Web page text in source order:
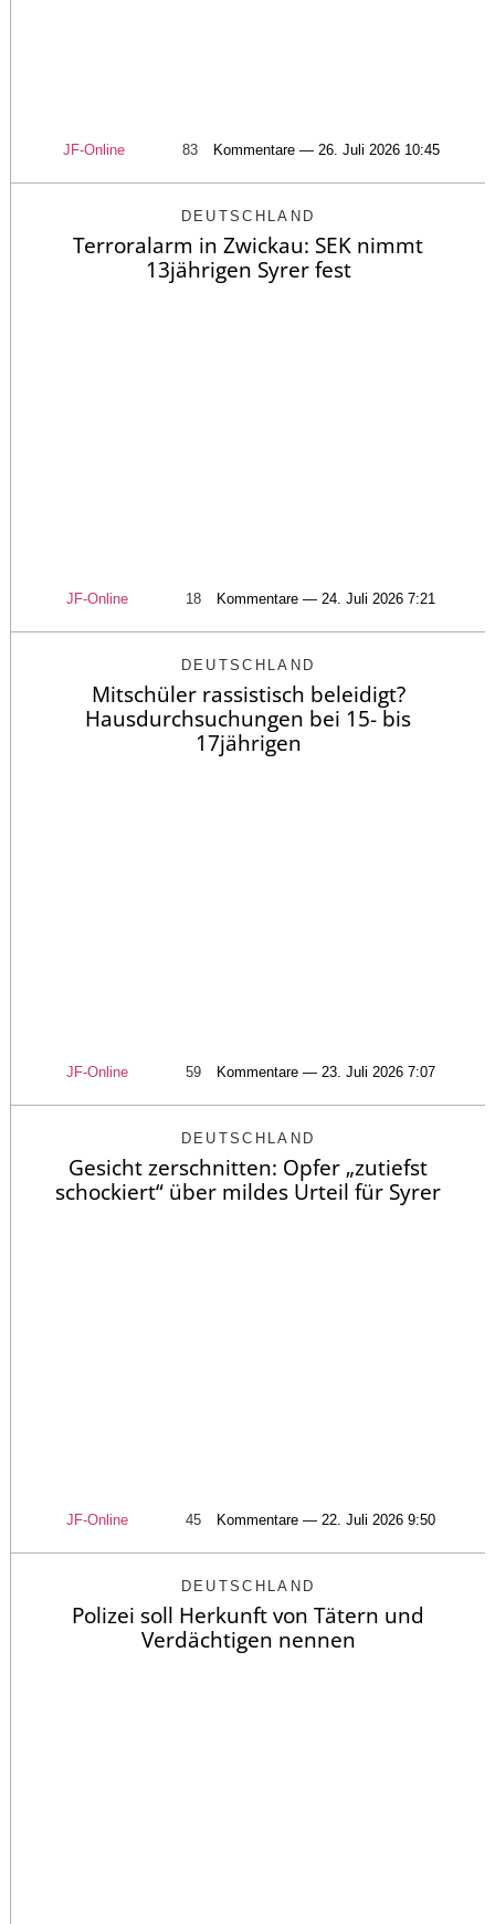
JF-Online 83 Kommentare — 26. Juli 2026 10:45
DEUTSCHLAND
Terroralarm in Zwickau: SEK nimmt
13jährigen Syrer fest
JF-Online 18 Kommentare — 24. Juli 2026 7:21
DEUTSCHLAND
Mitschüler rassistisch beleidigt?
Hausdurchsuchungen bei 15- bis
17jährigen
JF-Online 59 Kommentare — 23. Juli 2026 7:07
DEUTSCHLAND
Gesicht zerschnitten: Opfer „zutiefst
schockiert“ über mildes Urteil für Syrer
JF-Online 45 Kommentare — 22. Juli 2026 9:50
DEUTSCHLAND
Polizei soll Herkunft von Tätern und
Verdächtigen nennen